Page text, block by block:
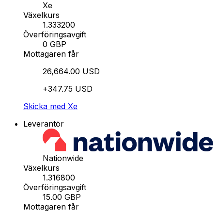
Xe
Växelkurs
1.333200
Överföringsavgift
0 GBP
Mottagaren får
26,664.00 USD
+347.75 USD
Skicka med Xe
Leverantör
Nationwide
Växelkurs
1.316800
Överföringsavgift
15.00 GBP
Mottagaren får